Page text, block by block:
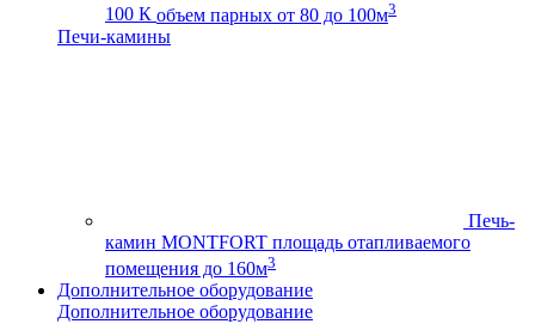
100 К объем парных от 80 до 100м3
Печи-камины
Печь-
камин MONTFORT площадь отапливаемого
помещения до 160м3
Дополнительное оборудование
Дополнительное оборудование